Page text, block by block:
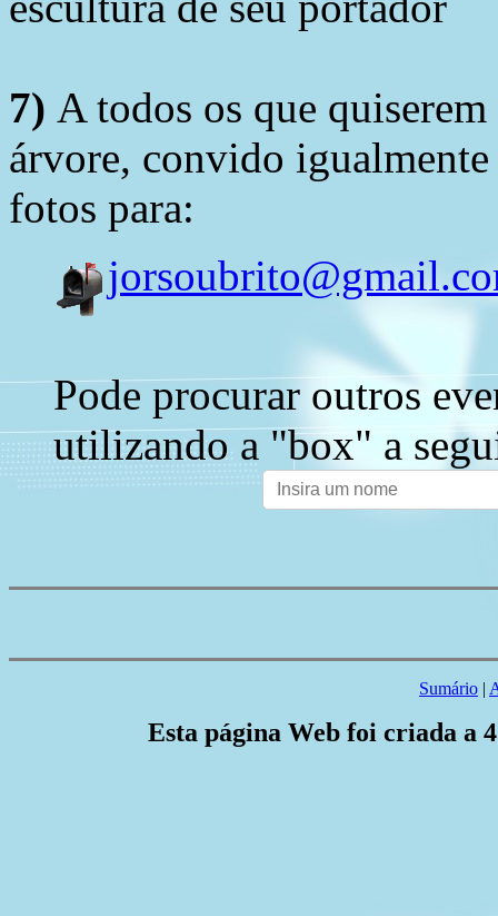
7) A todos os que
árvore, convido
fotos para:
Pode procurar outros
utilizando a "box" a
Sumário |
Esta página Web foi criada a